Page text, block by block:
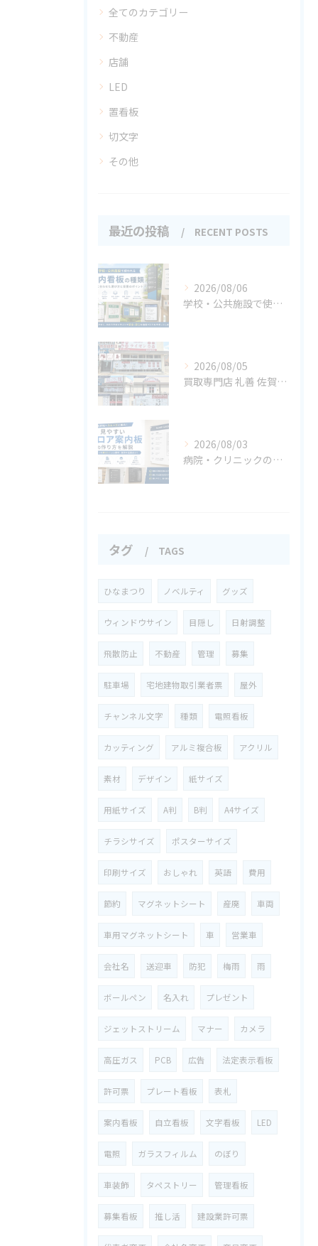
全てのカテゴリー
不動産
店舗
LED
置看板
切文字
その他
最近の投稿 RECENT POSTS
2026/08/06
学校・公共施設で使われる案内看板の種類
2026/08/05
買取専門店 礼善 佐賀嬉野店様
2026/08/03
病院・クリニックの案内サイン事例集
タグ TAGS
ひなまつり ノベルティ グッズ
ウィンドウサイン 目隠し 日射調整
飛散防止 不動産 管理 募集
駐車場 宅地建物取引業者票 屋外
チャンネル文字 種類 電照看板
カッティング アルミ複合板 アクリル
素材 デザイン 紙サイズ
用紙サイズ A判 B判 A4サイズ
チラシサイズ ポスターサイズ
印刷サイズ おしゃれ 英語 費用
節約 マグネットシート 産廃 車両
車用マグネットシート 車 営業車
会社名 送迎車 防犯 梅雨 雨
ボールペン 名入れ プレゼント
ジェットストリーム マナー カメラ
高圧ガス PCB 広告 法定表示看板
許可票 プレート看板 表札
案内看板 自立看板 文字看板 LED
電照 ガラスフィルム のぼり
車装飾 タペストリー 管理看板
募集看板 推し活 建設業許可票